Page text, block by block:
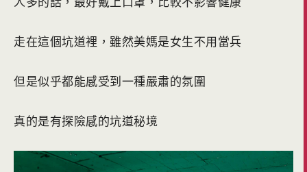
走在這個坑道裡，雖然美媽是女生不用當兵
但是似乎都能感受到一種嚴肅的氛圍
真的是有探險感的坑道秘境